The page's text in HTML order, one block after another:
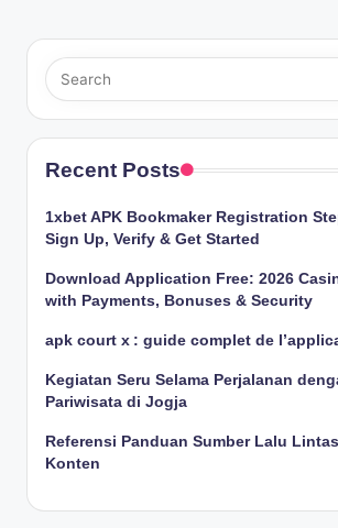
Recent Posts
1xbet APK Bookmaker Registration
Sign Up, Verify & Get Started
Download Application Free: 2026
with Payments, Bonuses & Security
apk court x : guide complet de
Kegiatan Seru Selama Perjalanan
Pariwisata di Jogja
Referensi Panduan Sumber Lalu
Konten